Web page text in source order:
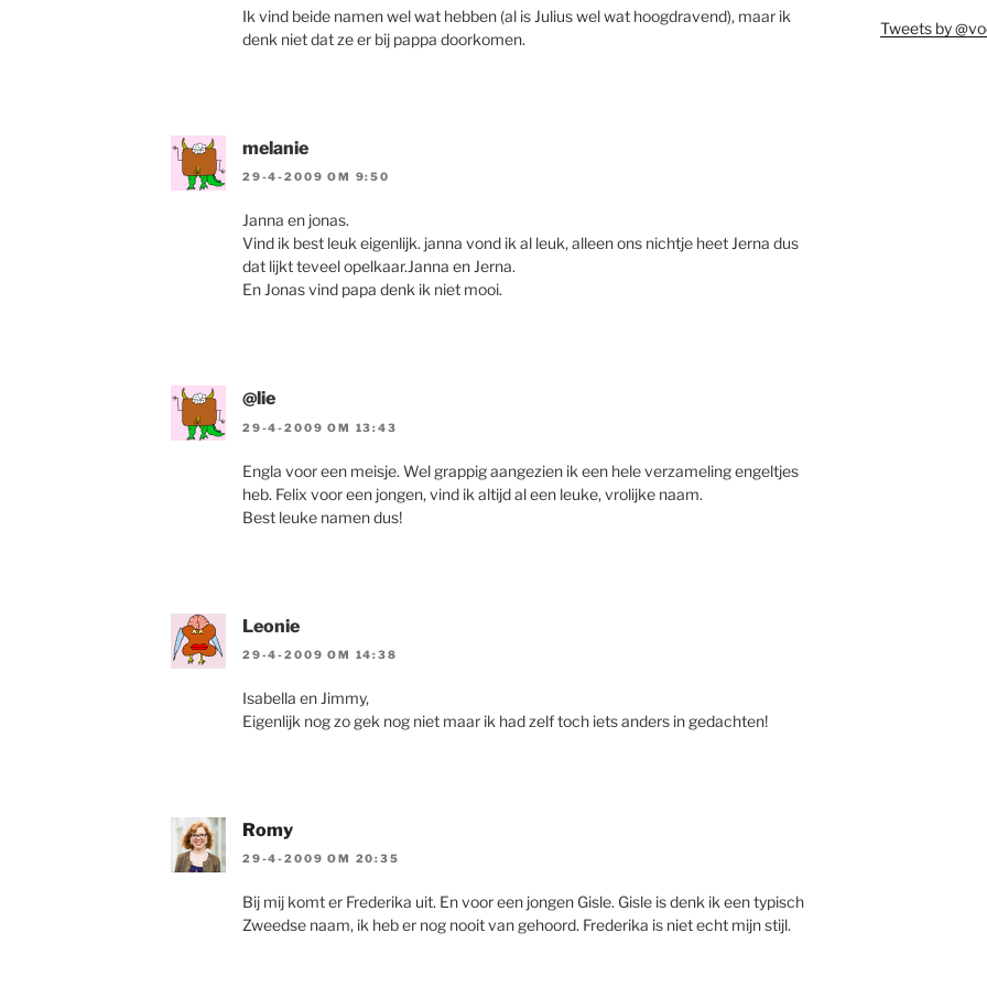
Ik vind beide namen wel wat hebben (al is Julius wel wat hoogdravend), maar ik
denk niet dat ze er bij pappa doorkomen.
melanie
29-4-2009 OM 9:50
Janna en jonas.
Vind ik best leuk eigenlijk. janna vond ik al leuk, alleen ons nichtje heet Jerna dus
dat lijkt teveel opelkaar.Janna en Jerna.
En Jonas vind papa denk ik niet mooi.
@lie
29-4-2009 OM 13:43
Engla voor een meisje. Wel grappig aangezien ik een hele verzameling engeltjes
heb. Felix voor een jongen, vind ik altijd al een leuke, vrolijke naam.
Best leuke namen dus!
Leonie
29-4-2009 OM 14:38
Isabella en Jimmy,
Eigenlijk nog zo gek nog niet maar ik had zelf toch iets anders in gedachten!
Romy
29-4-2009 OM 20:35
Bij mij komt er Frederika uit. En voor een jongen Gisle. Gisle is denk ik een typisch
Zweedse naam, ik heb er nog nooit van gehoord. Frederika is niet echt mijn stijl.
Tweets by